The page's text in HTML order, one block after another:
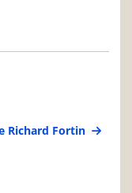
Richard Fortin